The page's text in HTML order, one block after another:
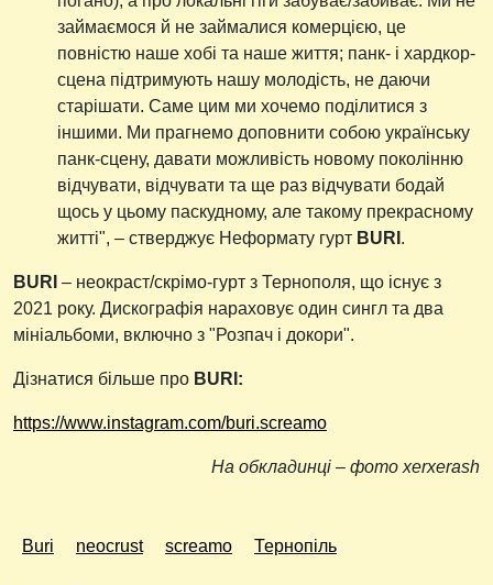
займаємося й не займалися комерцією, це
повністю наше хобі та наше життя; панк- і хардкор-
сцена підтримують нашу молодість, не даючи
старішати. Саме цим ми хочемо поділитися з
іншими. Ми прагнемо доповнити собою українську
панк-сцену, давати можливість новому поколінню
відчувати, відчувати та ще раз відчувати бодай
щось у цьому паскудному, але такому прекрасному
житті", – стверджує Неформату гурт BURI .
BURI – неокраст/скрімо-гурт з Тернополя, що існує з
2021 року. Дискографія нараховує один сингл та два
мініальбоми, включно з "Розпач і докори".
Дізнатися більше про BURI:
https://www.instagram.com/buri.screamo
На обкладинці – фото xerxerash
Buri neocrust screamo Тернопіль